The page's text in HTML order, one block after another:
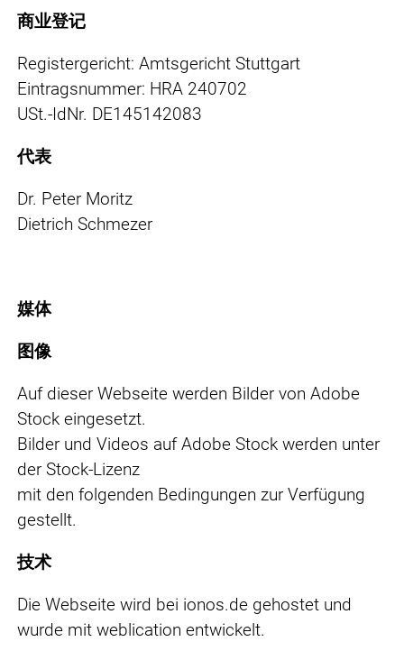
商业登记
Registergericht: Amtsgericht Stuttgart
Eintragsnummer: HRA 240702
USt.-IdNr. DE145142083
代表
Dr. Peter Moritz
Dietrich Schmezer
媒体
图像
Auf dieser Webseite werden Bilder von Adobe
Stock eingesetzt.
Bilder und Videos auf Adobe Stock werden unter
der Stock-Lizenz
mit den folgenden Bedingungen zur Verfügung
gestellt.
技术
Die Webseite wird bei ionos.de gehostet und
wurde mit weblication entwickelt.